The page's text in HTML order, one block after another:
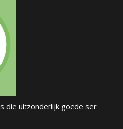
die uitzonderlijk goede ser